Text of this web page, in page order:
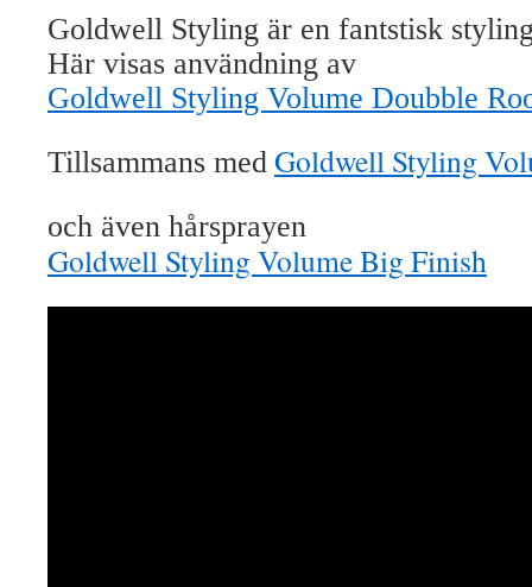
Goldwell Styling är en fantstisk
Här visas användning av
Goldwell Styling Volume Doubble
Tillsammans med Goldwell Styling
och även hårsprayen
Goldwell Styling Volume Big Finish